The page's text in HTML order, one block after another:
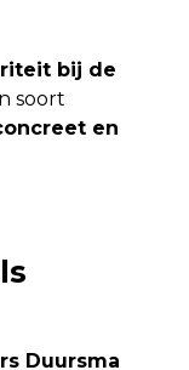
bij de
soort
en
Duursma